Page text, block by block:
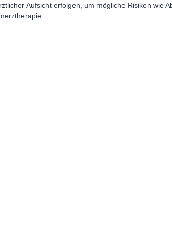
Aufsicht erfolgen, um mögliche Risiken wie